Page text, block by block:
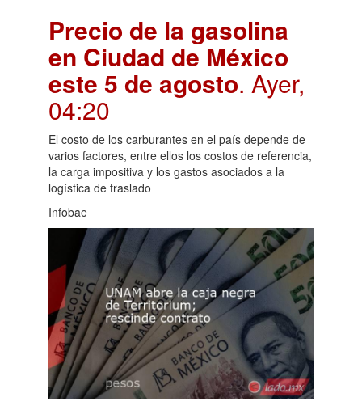
Precio de la gasolina
en Ciudad de México
este 5 de agosto. Ayer,
04:20
El costo de los carburantes en el país depende de
varios factores, entre ellos los costos de referencia,
la carga impositiva y los gastos asociados a la
logística de traslado
Infobae